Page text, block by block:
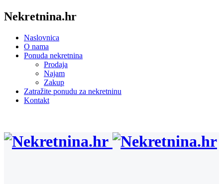
Nekretnina.hr
Naslovnica
O nama
Ponuda nekretnina
Prodaja
Najam
Zakup
Zatražite ponudu za nekretninu
Kontakt